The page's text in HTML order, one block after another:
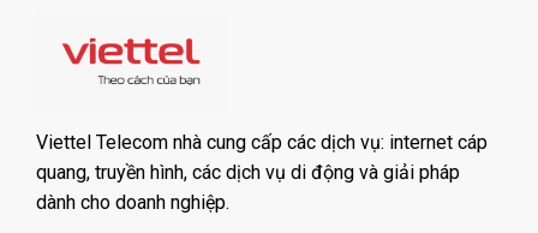
Viettel Telecom nhà cung cấp các dịch vụ: internet cáp
quang, truyền hình, các dịch vụ di động và giải pháp
dành cho doanh nghiệp.